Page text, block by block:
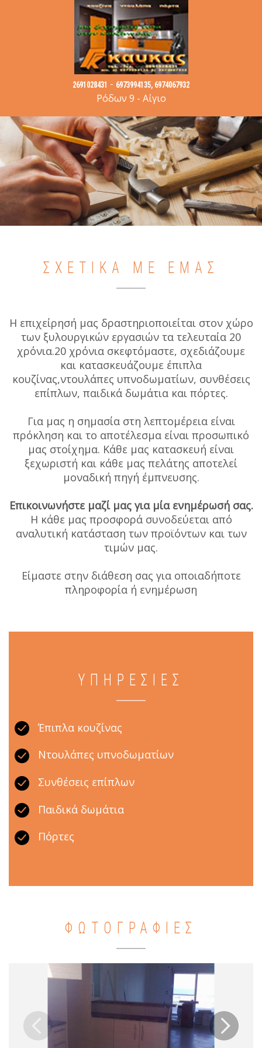
2691028431 - 6973994135, 6974067932
Ρόδων 9 - Αίγιο
ΣΧΕΤΙΚΑ ΜΕ ΕΜΑΣ
Η επιχείρησή μας δραστηριοποιείται στον χώρο
των ξυλουργικών εργασιών τα τελευταία 20
χρόνια.20 χρόνια σκεφτόμαστε, σχεδιάζουμε
και κατασκευάζουμε έπιπλα
κουζίνας,ντουλάπες υπνοδωματίων, συνθέσεις
επίπλων, παιδικά δωμάτια και πόρτες.
Για μας η σημασία στη λεπτομέρεια είναι
πρόκληση και το αποτέλεσμα είναι προσωπικό
μας στοίχημα. Κάθε μας κατασκευή είναι
ξεχωριστή και κάθε μας πελάτης αποτελεί
μοναδική πηγή έμπνευσης.
Επικοινωνήστε μαζί μας για μία ενημέρωσή σας.
Η κάθε μας προσφορά συνοδεύεται από
αναλυτική κατάσταση των προϊόντων και των
τιμών μας.
Είμαστε στην διάθεση σας για οποιαδήποτε
πληροφορία ή ενημέρωση
ΥΠΗΡΕΣΙΕΣ
Έπιπλα κουζίνας
Ντουλάπες υπνοδωματίων
Συνθέσεις επίπλων
Παιδικά δωμάτια
Πόρτες
ΦΩΤΟΓΡΑΦΙΕΣ